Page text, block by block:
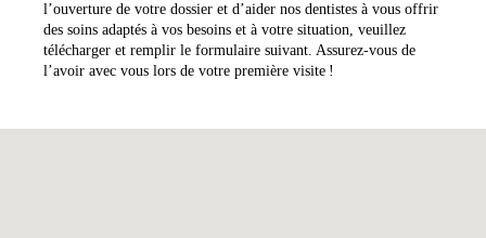
l’ouverture de votre dossier et d’aider nos dentistes à vous offrir
des soins adaptés à vos besoins et à votre situation, veuillez
télécharger et remplir le formulaire suivant. Assurez-vous de
l’avoir avec vous lors de votre première visite !